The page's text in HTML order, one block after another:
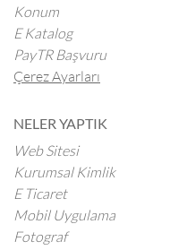
Konum
E Katalog
PayTR Başvuru
Çerez Ayarları
NELER YAPTIK
Web Sitesi
Kurumsal Kimlik
E Ticaret
Mobil Uygulama
Fotograf